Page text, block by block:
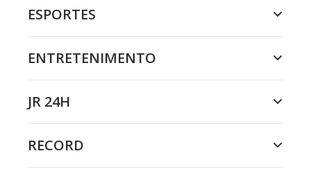
ESPORTES
ENTRETENIMENTO
JR 24H
RECORD